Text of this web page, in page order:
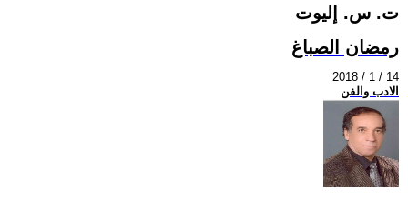
ت. س. إليوت
رمضان الصباغ
2018 / 1 / 14
الادب والفن